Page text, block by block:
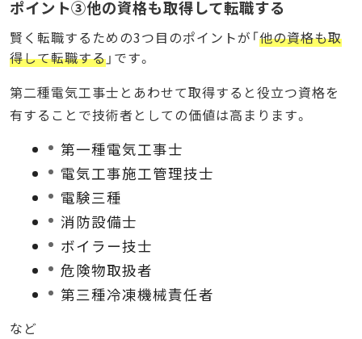
ポイント③他の資格も取得して転職する
賢く転職するための3つ目のポイントが「他の資格も取
得して転職する」です。
第二種電気工事士とあわせて取得すると役立つ資格を
有することで技術者としての価値は高まります。
第一種電気工事士
電気工事施工管理技士
電験三種
消防設備士
ボイラー技士
危険物取扱者
第三種冷凍機械責任者
など